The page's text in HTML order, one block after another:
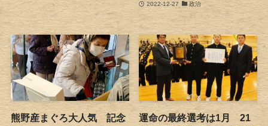
2022-12-27 政治
熊野産まぐろ大人気 記念
運命の最終選考は1月 21